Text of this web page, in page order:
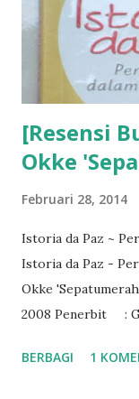
[Resensi
Okke
Februari 28, 2014
Istoria da Paz ~
Istoria da Paz -
Okke
2008 Penerbit :
BERBAGI 1